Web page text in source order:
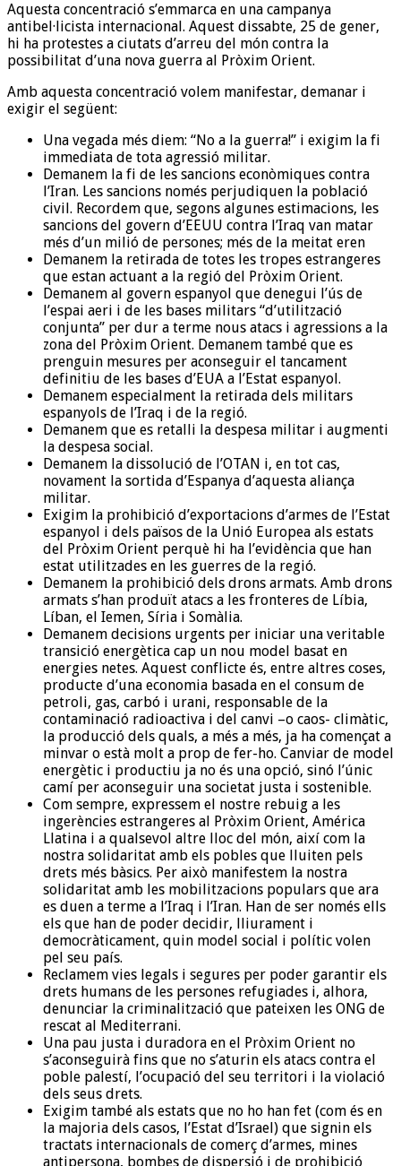
Aquesta concentració s’emmarca en una campanya
antibel·licista internacional. Aquest dissabte, 25 de gener,
hi ha protestes a ciutats d’arreu del món contra la
possibilitat d’una nova guerra al Pròxim Orient.
Amb aquesta concentració volem manifestar, demanar i
exigir el següent:
Una vegada més diem: “No a la guerra!” i exigim la fi
immediata de tota agressió militar.
Demanem la fi de les sancions econòmiques contra
l’Iran. Les sancions només perjudiquen la població
civil. Recordem que, segons algunes estimacions, les
sancions del govern d’EEUU contra l’Iraq van matar
més d’un milió de persones; més de la meitat eren
Demanem la retirada de totes les tropes estrangeres
que estan actuant a la regió del Pròxim Orient.
Demanem al govern espanyol que denegui l’ús de
l’espai aeri i de les bases militars “d’utilització
conjunta” per dur a terme nous atacs i agressions a la
zona del Pròxim Orient. Demanem també que es
prenguin mesures per aconseguir el tancament
definitiu de les bases d’EUA a l’Estat espanyol.
Demanem especialment la retirada dels militars
espanyols de l’Iraq i de la regió.
Demanem que es retalli la despesa militar i augmenti
la despesa social.
Demanem la dissolució de l’OTAN i, en tot cas,
novament la sortida d’Espanya d’aquesta aliança
militar.
Exigim la prohibició d’exportacions d’armes de l’Estat
espanyol i dels països de la Unió Europea als estats
del Pròxim Orient perquè hi ha l’evidència que han
estat utilitzades en les guerres de la regió.
Demanem la prohibició dels drons armats. Amb drons
armats s’han produït atacs a les fronteres de Líbia,
Líban, el Iemen, Síria i Somàlia.
Demanem decisions urgents per iniciar una veritable
transició energètica cap un nou model basat en
energies netes. Aquest conflicte és, entre altres coses,
producte d’una economia basada en el consum de
petroli, gas, carbó i urani, responsable de la
contaminació radioactiva i del canvi –o caos- climàtic,
la producció dels quals, a més a més, ja ha començat a
minvar o està molt a prop de fer-ho. Canviar de model
energètic i productiu ja no és una opció, sinó l’únic
camí per aconseguir una societat justa i sostenible.
Com sempre, expressem el nostre rebuig a les
ingerències estrangeres al Pròxim Orient, América
Llatina i a qualsevol altre lloc del món, així com la
nostra solidaritat amb els pobles que lluiten pels
drets més bàsics. Per això manifestem la nostra
solidaritat amb les mobilitzacions populars que ara
es duen a terme a l’Iraq i l’Iran. Han de ser només ells
els que han de poder decidir, lliurament i
democràticament, quin model social i polític volen
pel seu país.
Reclamem vies legals i segures per poder garantir els
drets humans de les persones refugiades i, alhora,
denunciar la criminalització que pateixen les ONG de
rescat al Mediterrani.
Una pau justa i duradora en el Pròxim Orient no
s’aconseguirà fins que no s’aturin els atacs contra el
poble palestí, l’ocupació del seu territori i la violació
dels seus drets.
Exigim també als estats que no ho han fet (com és en
la majoria dels casos, l’Estat d’Israel) que signin els
tractats internacionals de comerç d’armes, mines
antipersona, bombes de dispersió i de prohibició